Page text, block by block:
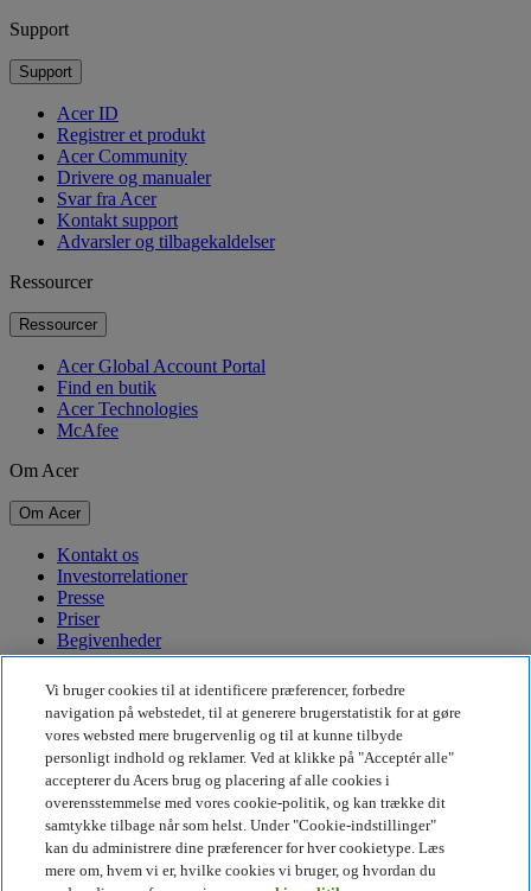
Support
Support
Acer ID
Registrer et produkt
Acer Community
Drivere og manualer
Svar fra Acer
Kontakt support
Advarsler og tilbagekaldelser
Ressourcer
Ressourcer
Acer Global Account Portal
Find en butik
Acer Technologies
McAfee
Om Acer
Om Acer
Kontakt os
Investorrelationer
Presse
Priser
Begivenheder
Bæredygtighed
Bæredygtighed
Virksomhedens sociale ansvar
CO2-aftryk for produkt
Project Humanity
Earthion
Fortrolighedspolitik
Vi bruger cookies til at identificere præferencer, forbedre
navigation på webstedet, til at generere brugerstatistik for at gøre
vores websted mere brugervenlig og til at kunne tilbyde
personligt indhold og reklamer. Ved at klikke på "Acceptér alle"
accepterer du Acers brug og placering af alle cookies i
overensstemmelse med vores cookie-politik, og kan trække dit
samtykke tilbage når som helst. Under "Cookie-indstillinger"
kan du administrere dine præferencer for hver cookietype. Læs
mere om, hvem vi er, hvilke cookies vi bruger, og hvordan du